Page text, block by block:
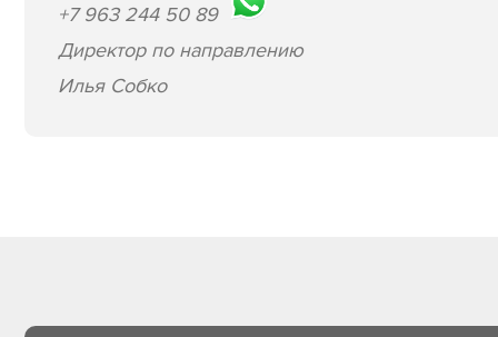
+7 963 244 50 89
Директор по направлению
Илья Собко